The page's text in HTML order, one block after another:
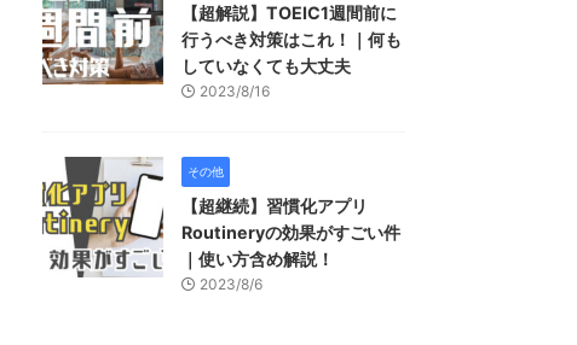
【超解説】TOEIC1週間前に
行うべき対策はこれ！｜何も
していなくても大丈夫
2023/8/16
その他
【超継続】習慣化アプリ
Routineryの効果がすごい件
｜使い方含め解説！
2023/8/6